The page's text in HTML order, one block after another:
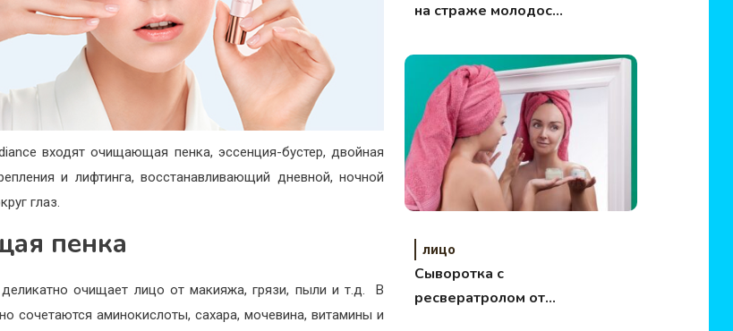
входят очищающая пенка, эссенция-бустер, двойная
и лифтинга, восстанавливающий дневной, ночной
глаз.
пенка
деликатно очищает лицо от макияжа, грязи, пыли и т.д. В
сочетаются аминокислоты, сахара, мочевина, витамины и
на страже молодости
лицо
Сыворотка с
ресвератролом от